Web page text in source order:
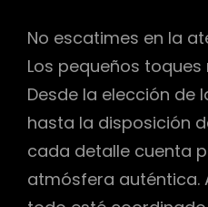
No escatimes en la
Los pequeños
Desde la elección de
hasta la disposición
cada detalle cuenta
atmósfera auténtica.